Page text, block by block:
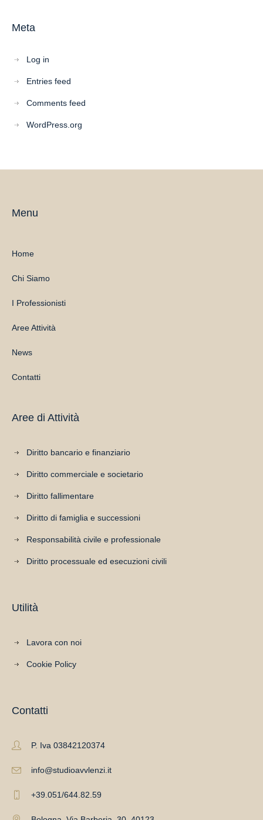
Meta
Log in
Entries feed
Comments feed
WordPress.org
Menu
Home
Chi Siamo
I Professionisti
Aree Attività
News
Contatti
Aree di Attività
Diritto bancario e finanziario
Diritto commerciale e societario
Diritto fallimentare
Diritto di famiglia e successioni
Responsabilità civile e professionale
Diritto processuale ed esecuzioni civili
Utilità
Lavora con noi
Cookie Policy
Contatti
P. Iva 03842120374
info@studioavvlenzi.it
+39.051/644.82.59